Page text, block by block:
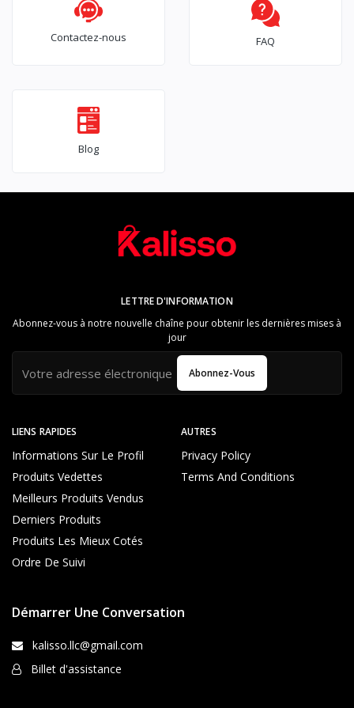
Contactez-nous FAQ
Blog
LIENS RAPIDES
Informations Sur Le Profil
Produits Vedettes
Meilleurs Produits Vendus
Derniers Produits
Produits Les Mieux Cotés
Ordre De Suivi
AUTRES
Privacy Policy
Terms And Conditions
LETTRE D'INFORMATION
Abonnez-vous à notre nouvelle chaîne pour obtenir les dernières mises à
jour
Abonnez-Vous
Démarrer Une Conversation
kalisso.llc@gmail.com
Billet d'assistance